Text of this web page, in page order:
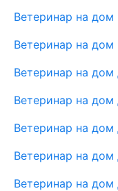
Ветеринар на дом
Ветеринар на дом
Ветеринар на дом
Ветеринар на
Ветеринар на
Ветеринар на дом
Ветеринар на